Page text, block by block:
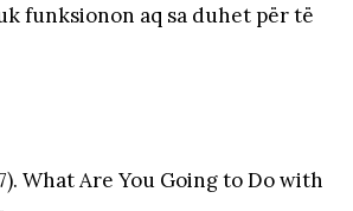
funksionon aq sa duhet për të
What Are You Going to Do with